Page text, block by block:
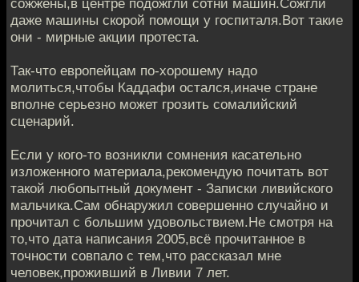
сожжены,в центре подожгли сотни машин.Сожгли
даже машины скорой помощи у госпиталя.Вот такие
они - мирные акции протеста.
Так-что европейцам по-хорошему надо
молиться,чтобы Каддафи остался,иначе стране
вполне серьезно может грозить сомалийский
сценарий.
Если у кого-то возникли сомнения касательно
изложенного материала,рекомендую почитать вот
такой любопытный документ - Записки ливийского
мальчика.Сам обнаружил совершенно случайно и
прочитал с большим удовольствием.Не смотря на
то,что дата написания 2005,всё прочитанное в
точности совпало с тем,что рассказал мне
человек,проживший в Ливии 7 лет.